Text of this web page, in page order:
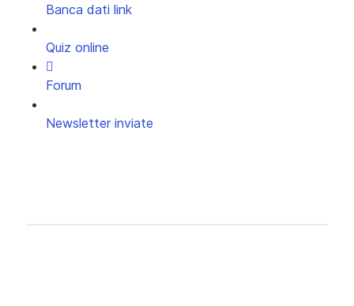
Banca dati link
Quiz online
Forum
Newsletter inviate